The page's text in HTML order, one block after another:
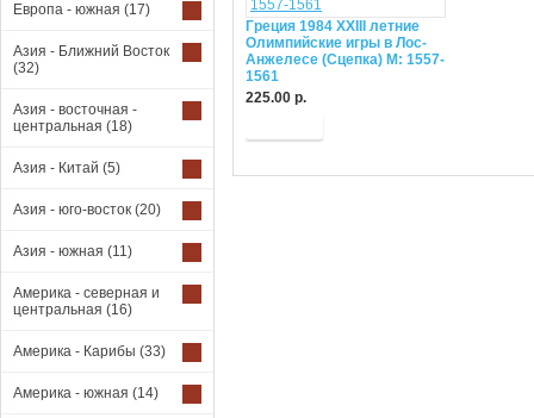
Европа - южная (17)
Азия - Ближний Восток
(32)
Азия - восточная -
центральная (18)
Азия - Китай (5)
Азия - юго-восток (20)
Азия - южная (11)
Америка - северная и
центральная (16)
Америка - Карибы (33)
Америка - южная (14)
Греция 1984 XXIII летние
Олимпийские игры в Лос-
Анжелесе (Сцепка) М: 1557-
1561
225.00 р.